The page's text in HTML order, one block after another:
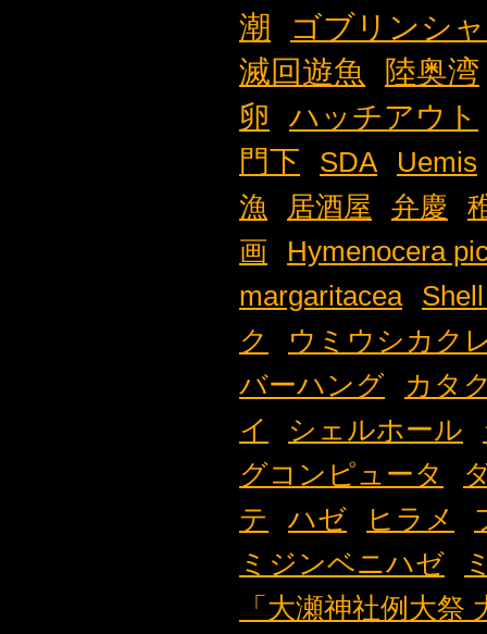
潮
ゴブリンシ
滅回遊魚
陸奥湾
卵
ハッチアウト
門下
SDA
Uemis
漁
居酒屋 弁慶
画
Hymenocera
margaritacea
ク
ウミウシカク
バーハング
カタ
イ
シェルホール
グコンピュータ
テ
ハゼ ヒラメ
ミジンベニハゼ
「大瀬神社例大祭